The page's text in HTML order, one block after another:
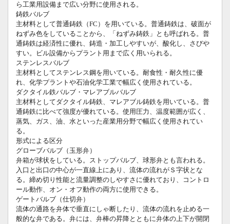
ら工業用設備まで広い分野に使用される。
鋳鉄バルブ
主材料として普通鋳鉄（FC）を用いている。普通鋳鉄は、破面が
ねずみ色をしていることから、「ねずみ鋳鉄」とも呼ばれる。普
通鋳鉄は経済性に優れ、鋳造・加工しやすいが、酸化し、さびや
すい。ビル設備からプラント用まで広く用いられる。
ステンレスバルブ
主材料としてステンレス鋼を用いている。耐食性・耐久性に優
れ、化学プラントや石油化学工業で幅広く使用されている。
ダクタイル鉄バルブ・マレアブルバルブ
主材料としてダクタイル鋳鉄、マレアブル鋳鉄を用いている。普
通鋳鉄に比べて強度が優れている。使用圧力、温度範囲が広く、
蒸気、ガス、油、水といった産業用分野で幅広く使用されてい
る。
形式による区分
グローブバルブ（玉形弁）
弁箱が球状をしている。ストップバルブ、球形弁とも言われる。
入口と出口の中心が一直線上にあり、流体の流れがＳ字状とな
る。締め切り性能と流量調整のしやすさに優れており、コントロ
ール動作、オン・オフ動作の両方に使用できる。
ゲートバルブ（仕切弁）
流体の通路を弁体で垂直にしゃ断したり、流体の流れを止める一
般的な弁である。弁には、弁棒の昇降とともに弁体の上下が開閉